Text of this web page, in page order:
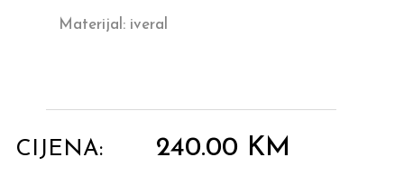
Materijal: iveral
CIJENA: 240.00 KM